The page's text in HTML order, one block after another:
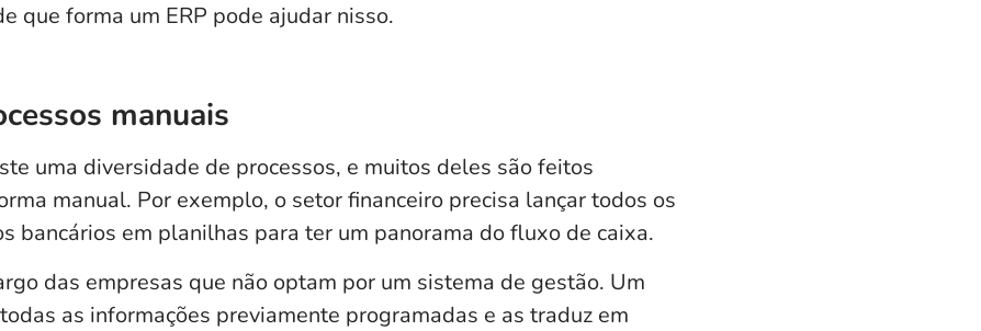
que forma um ERP pode ajudar nisso.
manuais
uma diversidade de processos, e muitos deles são feitos
manual. Por exemplo, o setor financeiro precisa lançar todos os
bancários em planilhas para ter um panorama do fluxo de caixa.
das empresas que não optam por um sistema de gestão. Um
as informações previamente programadas e as traduz em